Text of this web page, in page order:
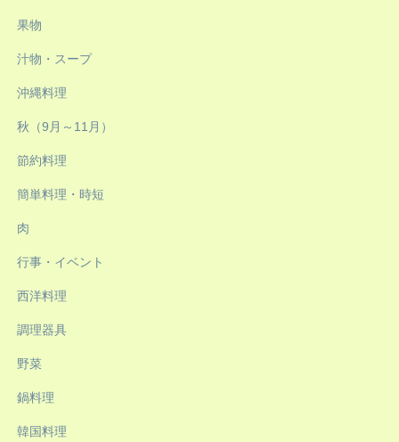
果物
汁物・スープ
沖縄料理
秋（9月～11月）
節約料理
簡単料理・時短
肉
行事・イベント
西洋料理
調理器具
野菜
鍋料理
韓国料理